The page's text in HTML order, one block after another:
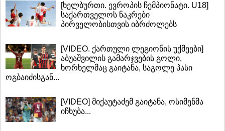
[ხელბურთი. ევროპის ჩემპიონატი. U18]
საქართველოს ნაკრები
პირველობისთვის იბრძოლებს
[VIDEO. ქართული ლეგიონის უქმეები]
აბუაშვილის გამარჯვების გოლი,
ხორხელმაც გაიტანა, საგოლე პასი
ოგბაიძისგან...
[VIDEO] მიქაუტაძემ გაიტანა, ოსიმენმა
იჩხუბა...